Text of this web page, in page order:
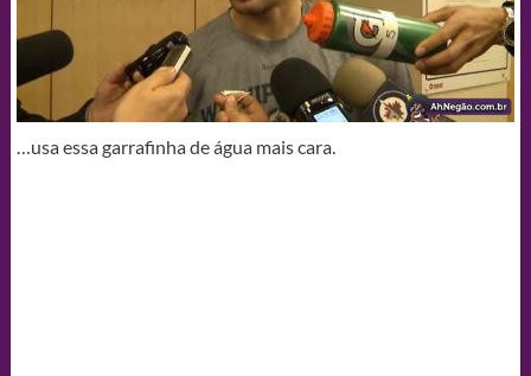
…usa essa garrafinha de água mais cara.